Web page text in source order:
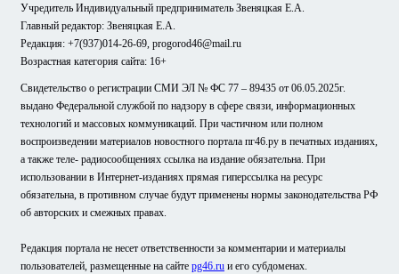
Учредитель Индивидуальный предприниматель Звеняцкая Е.А.
Главный редактор: Звеняцкая Е.А.
Редакция: +7(937)014-26-69, progorod46@mail.ru
Возрастная категория сайта: 16+
Свидетельство о регистрации СМИ ЭЛ № ФС 77 – 89435 от 06.05.2025г.
выдано Федеральной службой по надзору в сфере связи, информационных
технологий и массовых коммуникаций. При частичном или полном
воспроизведении материалов новостного портала пг46.ру в печатных изданиях,
а также теле- радиосообщениях ссылка на издание обязательна. При
использовании в Интернет-изданиях прямая гиперссылка на ресурс
обязательна, в противном случае будут применены нормы законодательства РФ
об авторских и смежных правах.
Редакция портала не несет ответственности за комментарии и материалы
пользователей, размещенные на сайте pg46.ru и его субдоменах.